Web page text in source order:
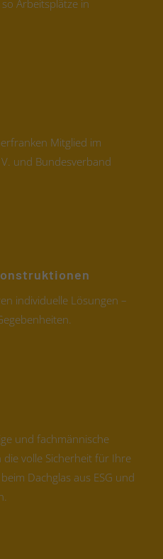
Arbeitsplätze in
Mitglied im
und Bundesverband
individuelle Lösungen –
und fachmännische
volle Sicherheit für Ihre
Dachglas aus ESG und